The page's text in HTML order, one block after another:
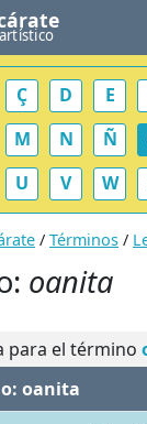
Ç D E
M N Ñ
U V W
/ Términos /
oanita
para el término
oanita